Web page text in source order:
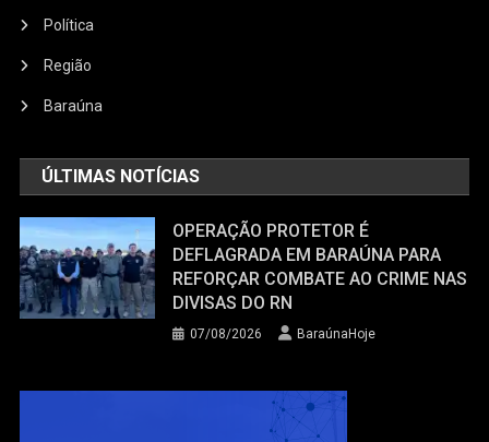
Política
Região
Baraúna
ÚLTIMAS NOTÍCIAS
OPERAÇÃO PROTETOR É
DEFLAGRADA EM BARAÚNA PARA
REFORÇAR COMBATE AO CRIME NAS
DIVISAS DO RN
07/08/2026 BaraúnaHoje